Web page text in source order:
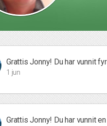
Grattis Jonny! Du har vunnit
1 jun
Grattis Jonny! Du har vunnit